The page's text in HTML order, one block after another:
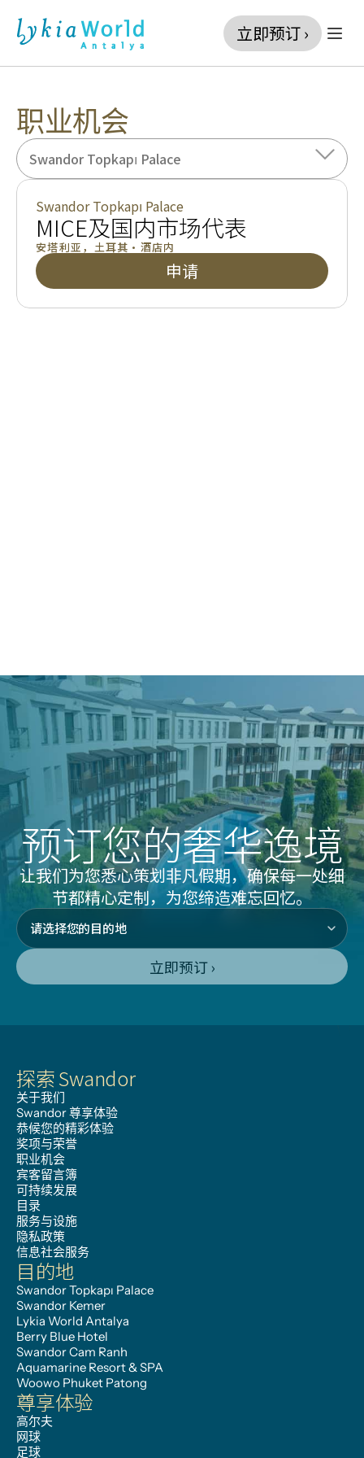
职业机会
Swandor Topkapı Palace
Swandor Topkapı Palace
MICE及国内市场代表
安塔利亚 ， 土耳其 • 酒店内
申请
预订您的奢华逸境
让我们为您悉心策划非凡假期，确保每一处细
节都精心定制，为您缔造难忘回忆。
立即预订 ›
探索 Swandor
关于我们
Swandor 尊享体验
恭候您的精彩体验
奖项与荣誉
职业机会
宾客留言簿
可持续发展
目录
服务与设施
隐私政策
信息社会服务
目的地
Swandor Topkapı Palace
Swandor Kemer
Lykia World Antalya
Berry Blue Hotel
Swandor Cam Ranh
Aquamarine Resort & SPA
Woowo Phuket Patong
尊享体验
高尔夫
网球
足球
立即预订 ›